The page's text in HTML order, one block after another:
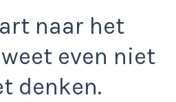
naar het
even niet
denken.